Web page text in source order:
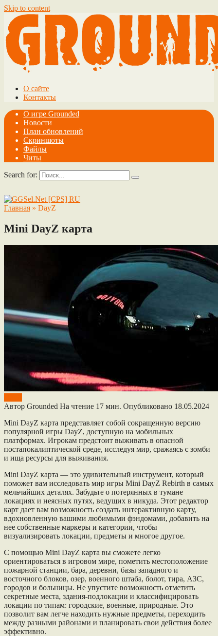
Skip to content
О сайте
Контакты
О игре Grounded
Новости
План обновлений
Скриншоты
Файлы
Читы
Search for:
Главная » DayZ
Mini DayZ карта
Автор Grounded На чтение 17 мин. Опубликовано 18.05.2024
Mini DayZ карта представляет собой сокращенную версию
популярной игры DayZ, доступную на мобильных
платформах. Игрокам предстоит выживать в опасной
постапокалиптической среде, исследуя мир, сражаясь с зомби
и ища ресурсы для выживания.
Mini DayZ карта — это удивительный инструмент, который
поможет вам исследовать мир игры Mini DayZ Rebirth в самых
мельчайших деталях. Забудьте о потерянных в тумане
локациях и неясных путях, ведущих в никуда. Этот редактор
карт дает вам возможность создать интерактивную карту,
вдохновленную вашими любимыми фэндомами, добавить на
нее собственные маркеры и категории, чтобы
визуализировать локации, предметы и многое другое.
С помощью Mini DayZ карта вы сможете легко
ориентироваться в игровом мире, пометить местоположение
пожарной станции, бара, деревни, базы западного и
восточного блоков, озер, военного штаба, болот, тира, АЗС,
городов и больницы. Не упустите возможность отметить
секретные места, здания-подлокации и классифицировать
локации по типам: городские, военные, природные. Это
позволит вам легче находить нужные предметы, переходить
между разными районами и планировать свои действия более
эффективно.